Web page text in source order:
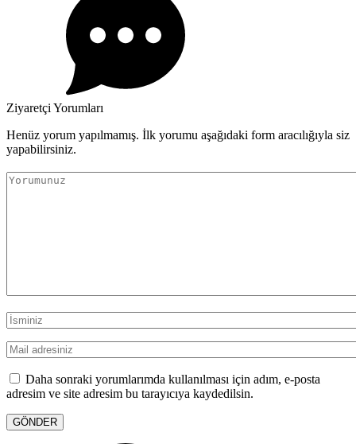
Ziyaretçi Yorumları
Henüz yorum yapılmamış. İlk yorumu aşağıdaki form aracılığıyla siz
yapabilirsiniz.
Daha sonraki yorumlarımda kullanılması için adım, e-posta
adresim ve site adresim bu tarayıcıya kaydedilsin.